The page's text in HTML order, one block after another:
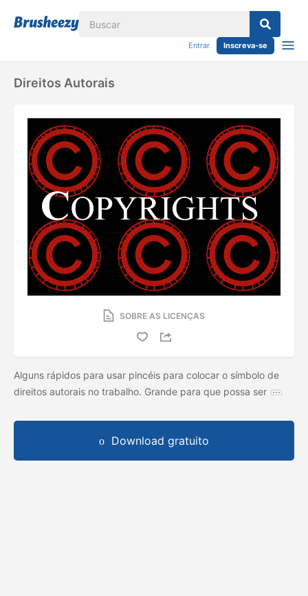
Entrar Inscreva-se
Direitos Autorais
SOBRE AS LICENÇAS
Alguns rápidos para usar pincéis para colocar o símbolo de
direitos autorais no trabalho. Grande para que possa ser
Download gratuito